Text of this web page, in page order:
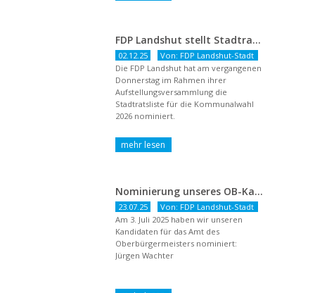
FDP Landshut stellt Stadtratsliste für 2026 auf – OB-Kandidat Jürgen Wachter betont Gestaltungsanspruch und liberale Zukunftsvision
02.12.25
Von: FDP Landshut-Stadt
Die FDP Landshut hat am vergangenen
Donnerstag im Rahmen ihrer
Aufstellungsversammlung die
Stadtratsliste für die Kommunalwahl
2026 nominiert.
Nominierung unseres OB-Kandidaten
23.07.25
Von: FDP Landshut-Stadt
Am 3. Juli 2025 haben wir unseren
Kandidaten für das Amt des
Oberbürgermeisters nominiert:
Jürgen Wachter